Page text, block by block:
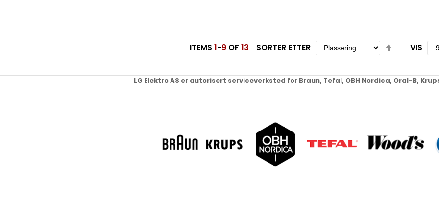
ITEMS 1-9 OF 13 SORTER ETTER
Descending
VIS
LG Elektro AS er autorisert serviceverksted for Braun, Tefal, OBH Nordica, Oral-B,